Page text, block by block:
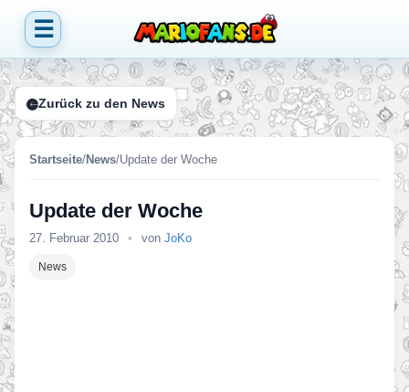
☰
Zurück zu den News
Startseite/News/Update der Woche
Update der Woche
27. Februar 2010 • von JoKo
News